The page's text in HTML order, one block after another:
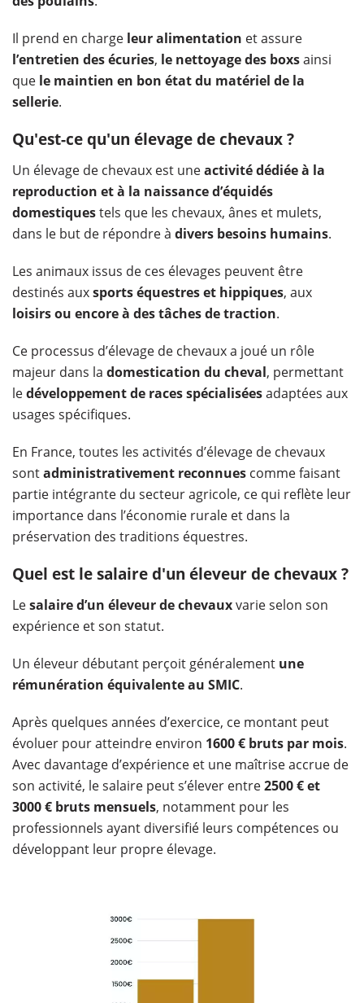
Il prend en charge leur alimentation et assure
l’entretien des écuries, le nettoyage des boxsainsi
que le maintien en bon état du matériel de la
sellerie.
Qu'est-ce qu'un élevage de chevaux ?
Un élevage de chevaux est uneactivité dédiée à la
reproduction et à la naissance d’équidés
domestiquestels que les chevaux, ânes et mulets,
dans le but de répondre à divers besoins humains.
Les animaux issus de ces élevages peuvent être
destinés auxsports équestres et hippiques, aux
loisirs ou encore à des tâches de traction.
Ce processus d’élevage de chevaux a joué un rôle
majeur dans la domestication du cheval, permettant
ledéveloppement de races spécialiséesadaptées aux
usages spécifiques.
En France, toutes les activités d’élevage de chevaux
sontadministrativement reconnues comme faisant
partie intégrante du secteur agricole, ce qui reflète leur
importance dans l’économie rurale et dans la
préservation des traditions équestres.
Quel est le salaire d'un éleveur de chevaux ?
Lesalaire d’un éleveur de chevauxvarie selon son
expérience et son statut.
Un éleveur débutant perçoit généralement une
rémunération équivalente au SMIC.
Après quelques années d’exercice, ce montant peut
évoluer pour atteindre environ 1600 € bruts par mois.
Avec davantage d’expérience et une maîtrise accrue de
son activité, le salaire peut s’élever entre2500 € et
3000 € bruts mensuels, notamment pour les
professionnels ayant diversifié leurs compétences ou
développant leur propre élevage.